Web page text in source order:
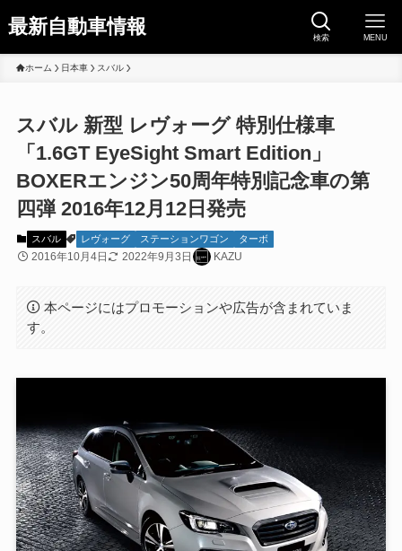
最新自動車情報 検索 MENU
ホーム 日本車 スバル
スバル 新型 レヴォーグ 特別仕様車
「1.6GT EyeSight Smart Edition」
BOXERエンジン50周年特別記念車の第
四弾 2016年12月12日発売
スバル レヴォーグ ステーションワゴン ターボ
2016年10月4日 2022年9月3日 KAZU
本ページにはプロモーションや広告が含まれていま
す。